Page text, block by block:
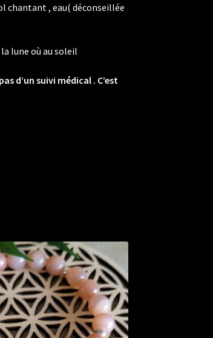
chantant , eau( déconseillée
lune où au soleil
d’un suivi médical . C’est